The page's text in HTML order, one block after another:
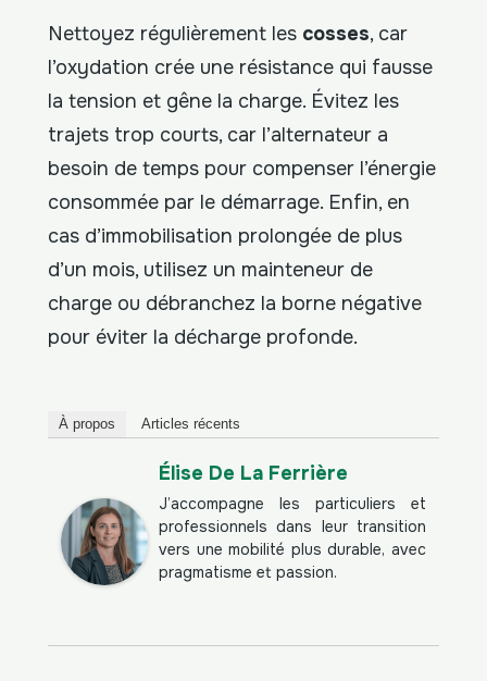
Nettoyez régulièrement les cosses, car
l’oxydation crée une résistance qui fausse
la tension et gêne la charge. Évitez les
trajets trop courts, car l’alternateur a
besoin de temps pour compenser l’énergie
consommée par le démarrage. Enfin, en
cas d’immobilisation prolongée de plus
d’un mois, utilisez un mainteneur de
charge ou débranchez la borne négative
pour éviter la décharge profonde.
À propos Articles récents
Élise De La Ferrière
J’accompagne les particuliers et
professionnels dans leur transition
vers une mobilité plus durable, avec
pragmatisme et passion.